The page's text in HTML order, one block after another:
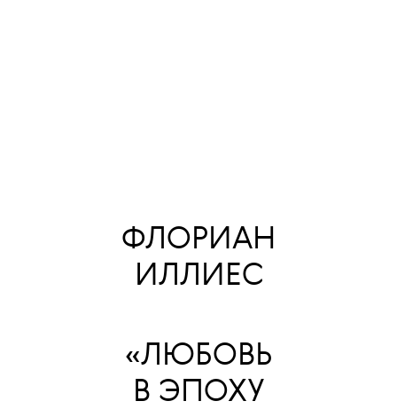
ФЛОРИАН
ИЛЛИЕС
«ЛЮБОВЬ
В ЭПОХУ